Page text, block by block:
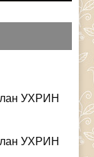
УХРИН
УХРИН